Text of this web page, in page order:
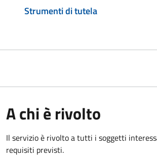
Strumenti di tutela
A chi è rivolto
Il servizio è rivolto a tutti i soggetti
requisiti previsti.